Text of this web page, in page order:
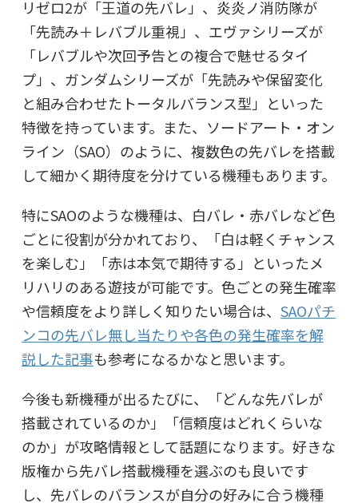
リゼロ2が「王道の先バレ」、炎炎ノ消防隊が
「先読み＋レバブル重視」、エヴァシリーズが
「レバブルや次回予告との複合で魅せるタイ
プ」、ガンダムシリーズが「先読みや保留変化
と組み合わせたトータルバランス型」といった
特徴を持っています。また、ソードアート・オン
ライン（SAO）のように、複数色の先バレを搭載
して細かく期待度を分けている機種もあります。
特にSAOのような機種は、白バレ・赤バレなど色
ごとに役割が分かれており、「白は軽くチャンス
を楽しむ」「赤は本気で期待する」といったメ
リハリのある遊技が可能です。色ごとの発生確率
や信頼度をより詳しく知りたい場合は、 SAOパチ
ンコの先バレ無し当たりや各色の発生確率を解
説した記事も参考になるかなと思います。
今後も新機種が出るたびに、「どんな先バレが
搭載されているのか」「信頼度はどれくらいな
のか」が攻略情報として話題になります。好きな
版権から先バレ搭載機種を選ぶのも良いです
し、先バレのバランスが自分の好みに合う機種